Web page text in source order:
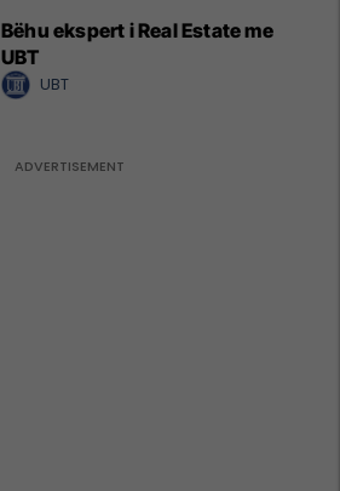
Bëhu ekspert i Real Estate me
UBT
UBT